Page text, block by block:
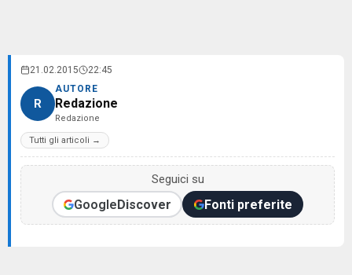
21.02.2015 22:45
R
AUTORE
Redazione
Redazione
Tutti gli articoli →
Seguici su
GoogleDiscover Fonti preferite